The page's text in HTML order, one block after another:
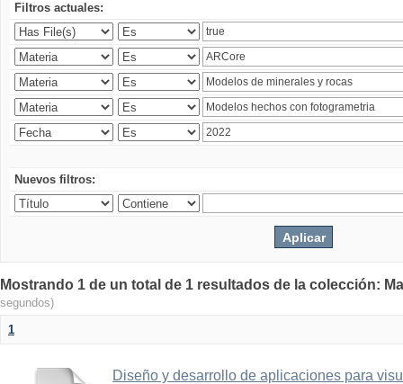
Filtros actuales:
Nuevos filtros:
Mostrando 1 de un total de 1 resultados de la colección:
segundos)
1
Diseño y desarrollo de aplicaciones para